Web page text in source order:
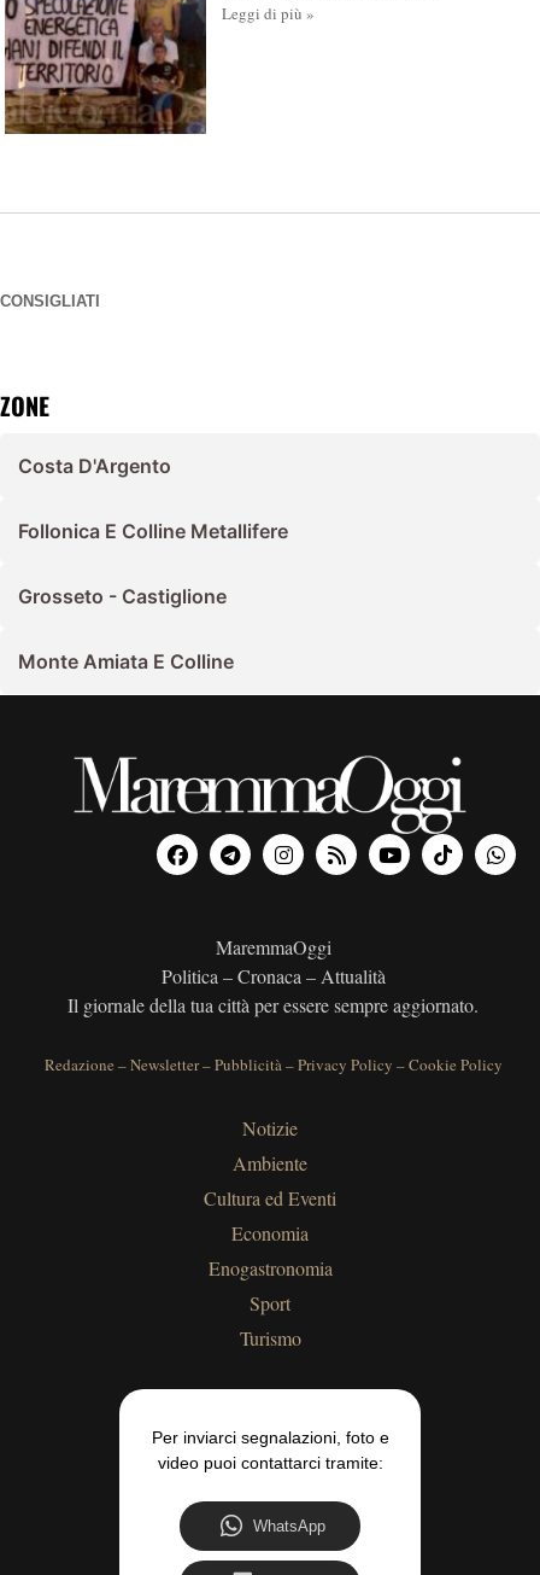
Leggi di più »
CONSIGLIATI
ZONE
Costa D'Argento
Follonica E Colline Metallifere
Grosseto - Castiglione
Monte Amiata E Colline
MaremmaOggi
Politica – Cronaca – Attualità
Il giornale della tua città per essere sempre aggiornato.
Redazione –Newsletter–Pubblicità–Privacy Policy –Cookie Policy
Notizie
Ambiente
Cultura ed Eventi
Economia
Enogastronomia
Sport
Turismo
Per inviarci segnalazioni, foto e
video puoi contattarci tramite:
WhatsApp